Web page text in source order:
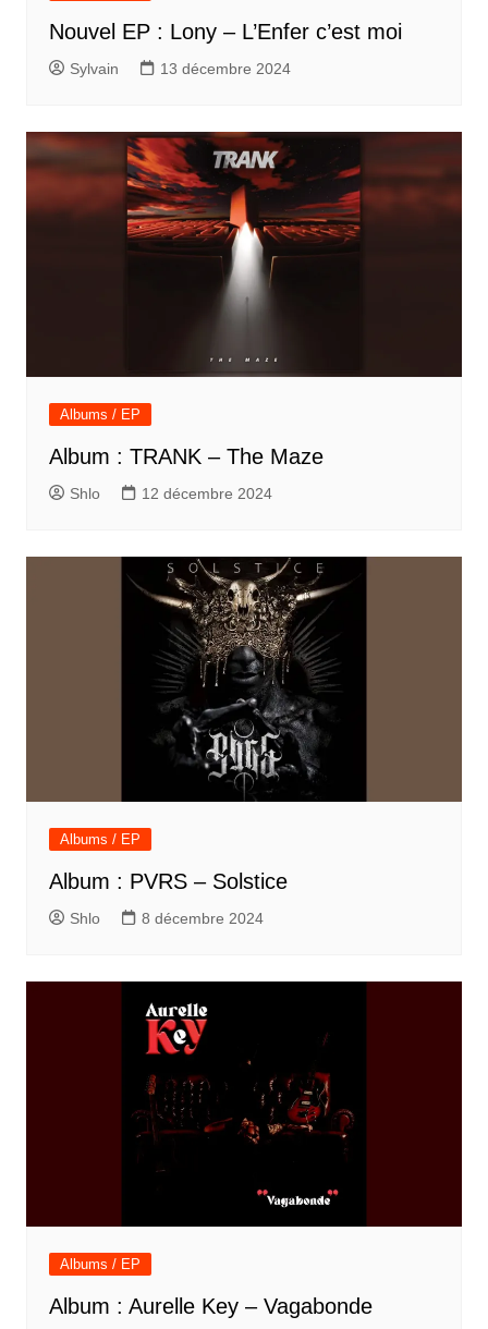
Nouvel EP : Lony – L’Enfer c’est moi
Sylvain 13 décembre 2024
Albums / EP
Album : TRANK – The Maze
Shlo 12 décembre 2024
Albums / EP
Album : PVRS – Solstice
Shlo 8 décembre 2024
Albums / EP
Album : Aurelle Key – Vagabonde